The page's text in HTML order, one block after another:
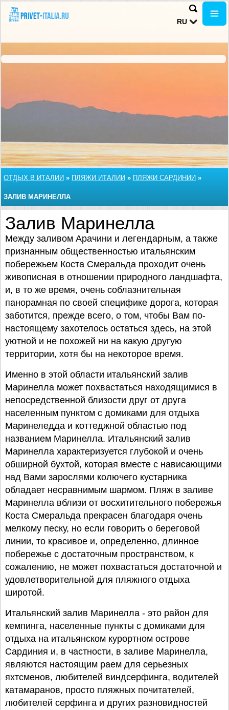
RU
ОТДЫХ В ИТАЛИИ » ПЛЯЖИ ИТАЛИИ » ПЛЯЖИ САРДИНИИ »
ЗАЛИВ МАРИНЕЛЛА
Залив Маринелла
Между заливом Арачини и легендарным, а также
признанным общественностью итальянским
побережьем Коста Смеральда проходит очень
живописная в отношении природного ландшафта,
и, в то же время, очень соблазнительная
панорамная по своей специфике дорога, которая
заботится, прежде всего, о том, чтобы Вам по-
настоящему захотелось остаться здесь, на этой
уютной и не похожей ни на какую другую
территории, хотя бы на некоторое время.
Именно в этой области итальянский залив
Маринелла может похвастаться находящимися в
непосредственной близости друг от друга
населенным пунктом с домиками для отдыха
Маринеледда и коттеджной областью под
названием Маринелла. Итальянский залив
Маринелла характеризуется глубокой и очень
обширной бухтой, которая вместе с нависающими
над Вами зарослями колючего кустарника
обладает несравнимым шармом. Пляж в заливе
Маринелла вблизи от восхитительного побережья
Коста Смеральда прекрасен благодаря очень
мелкому песку, но если говорить о береговой
линии, то красивое и, определенно, длинное
побережье с достаточным пространством, к
сожалению, не может похвастаться достаточной и
удовлетворительной для пляжного отдыха
широтой.
Итальянский залив Маринелла - это район для
кемпинга, населенные пункты с домиками для
отдыха на итальянском курортном острове
Сардиния и, в частности, в заливе Маринелла,
являются настоящим раем для серьезных
яхтсменов, любителей виндсерфинга, водителей
катамаранов, просто пляжных почитателей,
любителей серфинга и других разновидностей